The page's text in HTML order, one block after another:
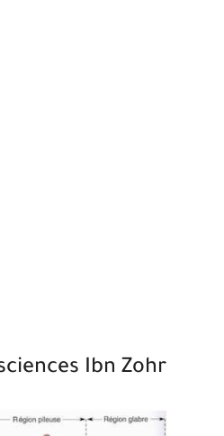
Ibn Zohr